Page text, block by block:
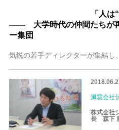
「人
―― 大学時代の仲間たちが
ー集団
風雲会社
株式会社
長 森下